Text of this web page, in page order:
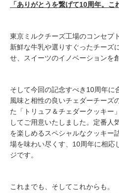
「ありがとうを繋げて10周年。こ
東京ミルクチーズ工場のコンセプ
新鮮な牛乳や選りすぐったチーズ
せ、スイーツのイノベーションを
そして今回の記念すべき10周年に
風味と相性の良いチェダーチーズ
た「トリュフ＆チェダークッキー
してご用意いたしました。定番人
を楽しめるスペシャルなクッキー
場を味わい尽くす、10周年に相応
ジです。
これまでも、そしてこれからも。